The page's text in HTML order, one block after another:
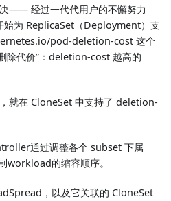
—— 经过一代代用户的不懈努力
始为 ReplicaSet（Deployment）支
pod-deletion-cost 这个
除代价”：deletion-cost 越高的
就在 CloneSet 中支持了 deletion-
通过调整各个 subset 下属
的缩容顺序。
，以及它关联的 CloneSet